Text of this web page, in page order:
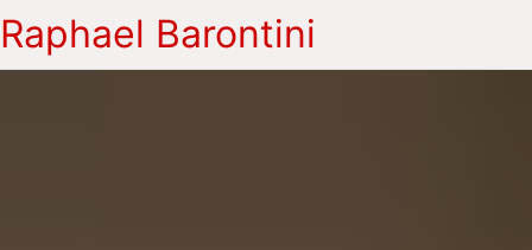
Raphael Barontini